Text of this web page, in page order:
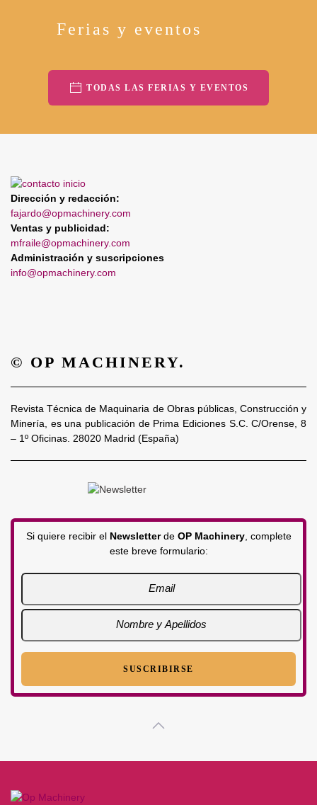
Ferias y eventos
TODAS LAS FERIAS Y EVENTOS
Dirección y redacción:
fajardo@opmachinery.com
Ventas y publicidad:
mfraile@opmachinery.com
Administración y suscripciones
info@opmachinery.com
© OP MACHINERY.
Revista Técnica de Maquinaria de Obras públicas, Construcción y
Minería, es una publicación de Prima Ediciones S.C. C/Orense, 8
– 1º Oficinas. 28020 Madrid (España)
Si quiere recibir el Newsletterde OP Machinery, complete
este breve formulario: